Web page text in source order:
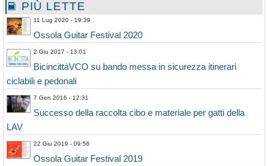
PIÙ LETTE
11 Lug 2020 - 19:39
Ossola Guitar Festival 2020
2 Giu 2017 - 13:01
BicincittàVCO su bando messa in sicurezza itinerari
ciclabili e pedonali
7 Gen 2016 - 12:31
Successo della raccolta cibo e materiale per gatti della
LAV
22 Giu 2019 - 09:56
Ossola Guitar Festival 2019